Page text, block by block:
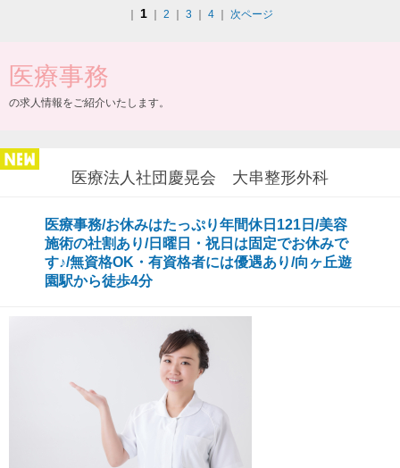
1 2 3 4 次ページ
医療事務
の求人情報をご紹介いたします。
医療法人社団慶晃会 大串整形外科
医療事務/お休みはたっぷり年間休日121日/美容
施術の社割あり/日曜日・祝日は固定でお休みで
す♪/無資格OK・有資格者には優遇あり/向ヶ丘遊
園駅から徒歩4分